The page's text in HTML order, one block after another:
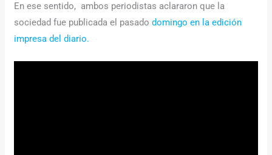
En ese sentido, ambos periodistas aclararon que la
sociedad fue publicada el pasadodomingo en la edición
impresa del diario.